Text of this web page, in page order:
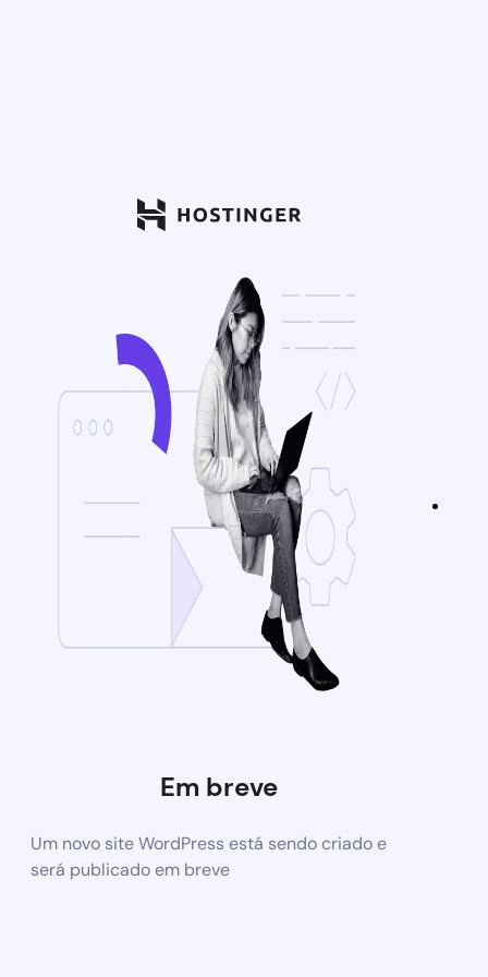
Em breve
Um novo site WordPress está sendo criado e
será publicado em breve